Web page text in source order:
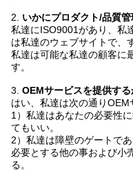
2. いかにプロダクト/品質管
私達にISO9001があり、私
は私達のウェブサイトで、
私達は可能な私達の顧客に
す。
3. OEMサービスを提供する
はい、私達は次の通り
1）私達はあなたの必要性
てもいい。
2）私達は障壁のゲートで
必要とする他の事および小
る。